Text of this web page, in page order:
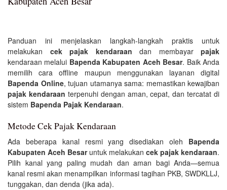
Panduan ini menjelaskan langkah-langkah praktis untuk
melakukan cek pajak kendaraan dan membayar pajak
kendaraan melalui Bapenda Kabupaten Aceh Besar. Baik Anda
memilih cara offline maupun menggunakan layanan digital
Bapenda Online, tujuan utamanya sama: memastikan kewajiban
pajak kendaraan terpenuhi dengan aman, cepat, dan tercatat di
sistem Bapenda Pajak Kendaraan.
Metode Cek Pajak Kendaraan
Ada beberapa kanal resmi yang disediakan oleh Bapenda
Kabupaten Aceh Besaruntuk melakukan cek pajak kendaraan.
Pilih kanal yang paling mudah dan aman bagi Anda—semua
kanal resmi akan menampilkan informasi tagihan PKB, SWDKLLJ,
tunggakan, dan denda (jika ada).